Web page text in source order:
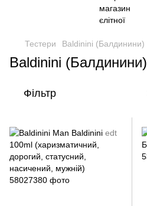
Тестери Baldinini (Балдинини)
Baldinini (Балдинини)
Фільтр